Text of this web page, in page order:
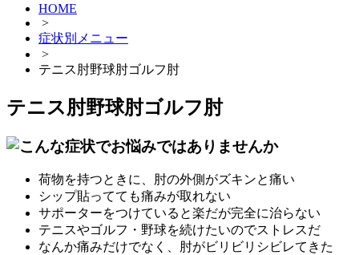
HOME
>
症状別メニュー
>
テニス肘野球肘ゴルフ肘
テニス肘野球肘ゴルフ肘
荷物を持つときに、肘の外側がズキンと痛い
シップ貼ってても痛みが取れない
サポーターをつけていると楽だが完全に治らない
テニスやゴルフ・野球を続けたいのでストレスだ
なんか痛みだけでなく、肘がビリビリシビレてきた